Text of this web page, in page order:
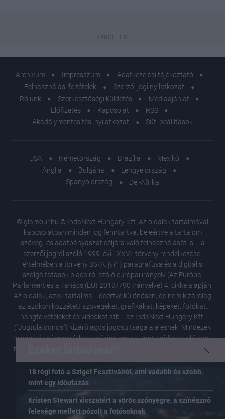
18 régi fotó a Sziget Fesztiválról, ami vadabb és szebb,
mint egy időutazás
Kristen Stewart visszatért a vörös szőnyegre, a színésznő
felesége mellett pózolt a fotósoknak
Archívum Impresszum
Adatkezelési tájékoztató
Felhasználási feltételek
Szerzői jogi nyilatkozat
Rólunk
Szerkesztőségi küldetés
Médiaajánlat
Előfizetés
Kapcsolat
RSS
Akadálymentesítési nyilatkozat
Süti beállítások
USA Németország Brazília
Mexikó
Anglia
Bulgária
Lengyelország
Spanyolország
Dél-Afrika
© glamour.hu © IndaNext Hungary Kft. Az oldalak tartalmával
kapcsolatban minden jog fenntartva, beleértve a tartalom
szöveg- és adatbányászat céljára való felhasználását is – a
szerzői jogról szóló 1999. évi LXXVI. törvény rendelkezései
értelmében a törvény 35/A. § (1) paragrafusa és a digitális
szolgáltatások piacairól szóló európai irányelv (Az Európai
Parlament és a Tanács (EU) 2019/790 Irányelve) 4. cikke alapján!
Az oldalak, azok tartalma - ideértve különösen, de nem kizárólag
az azokon közzétett szövegeket, grafikákat, képeket, fotókat,
hangfelvételeket és videókat stb. - az IndaNext Hungary Kft.
("Jogtulajdonos") kizárólagos jogosultsága alá esnek. Mindezek
minden és bármely felhasználása csak a Jogtulajdonos előzetes
írásbeli hozzájárulásával lehetséges. Az oldalról kivezető linkeken
helytállást nem vállal. A Jogtulajdonos pontos és hiteles
információk közlésére, tájékoztatás megadására törekszik, de a
közlésből, tájékoztatásból fakadó esetleges károkért
felelősséget, helytállást nem vállal.